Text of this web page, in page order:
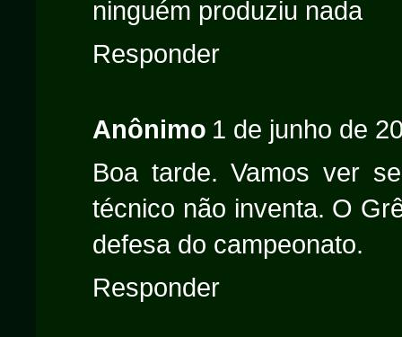
ninguém produziu nada
Responder
Anônimo 1 de junho de
Boa tarde. Vamos ver
técnico não inventa. O
defesa do campeonato.
Responder